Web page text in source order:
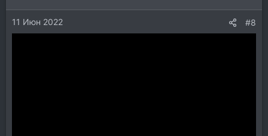
11 Июн 2022 #8